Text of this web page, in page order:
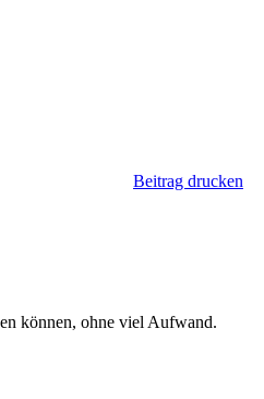
Beitrag drucken
können, ohne viel Aufwand.